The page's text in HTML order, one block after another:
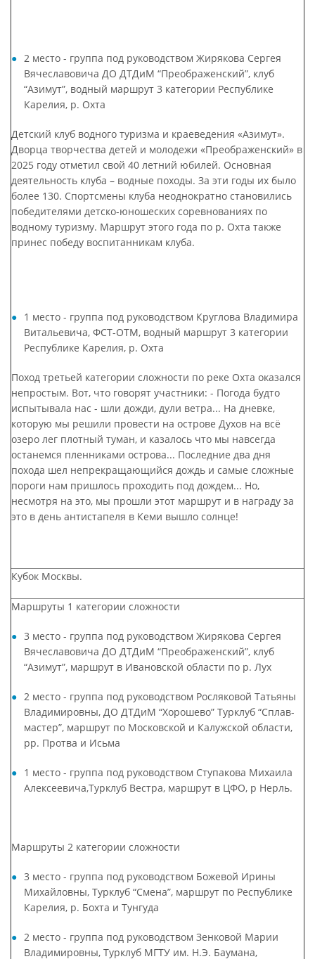
2 место - группа под руководством Жирякова Сергея
Вячеславовича ДО ДТДиМ “Преображенский”, клуб
“Азимут”, водный маршрут 3 категории Республике
Карелия, р. Охта
Детский клуб водного туризма и краеведения «Азимут».
Дворца творчества детей и молодежи «Преображенский» в
2025 году отметил свой 40 летний юбилей. Основная
деятельность клуба – водные походы. За эти годы их было
более 130. Спортсмены клуба неоднократно становились
победителями детско-юношеских соревнованиях по
водному туризму. Маршрут этого года по р. Охта также
принес победу воспитанникам клуба.
1 место - группа под руководством Круглова Владимира
Витальевича, ФСТ-ОТМ, водный маршрут 3 категории
Республике Карелия, р. Охта
Поход третьей категории сложности по реке Охта оказался
непростым. Вот, что говорят участники: - Погода будто
испытывала нас - шли дожди, дули ветра... На дневке,
которую мы решили провести на острове Духов на всё
озеро лег плотный туман, и казалось что мы навсегда
останемся пленниками острова... Последние два дня
похода шел непрекращающийся дождь и самые сложные
пороги нам пришлось проходить под дождем... Но,
несмотря на это, мы прошли этот маршрут и в награду за
это в день антистапеля в Кеми вышло солнце!
Кубок Москвы.
Маршруты 1 категории сложности
3 место - группа под руководством Жирякова Сергея
Вячеславовича ДО ДТДиМ “Преображенский”, клуб
“Азимут”, маршрут в Ивановской области по р. Лух
2 место - группа под руководством Росляковой Татьяны
Владимировны, ДО ДТДиМ “Хорошево” Турклуб “Сплав-
мастер”, маршрут по Московской и Калужской области,
рр. Протва и Исьма
1 место - группа под руководством Ступакова Михаила
Алексеевича,Турклуб Вестра, маршрут в ЦФО, р Нерль.
Маршруты 2 категории сложности
3 место - группа под руководством Божевой Ирины
Михайловны, Турклуб “Смена”, маршрут по Республике
Карелия, р. Бохта и Тунгуда
2 место - группа под руководством Зенковой Марии
Владимировны, Турклуб МГТУ им. Н.Э. Баумана,